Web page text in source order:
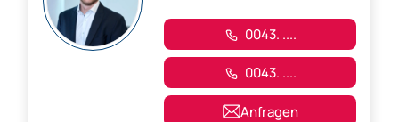
0043. ....
0043. ....
Anfragen